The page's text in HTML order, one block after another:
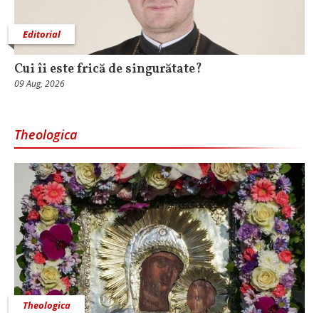
Editorial
Cui îi este frică de singurătate?
09 Aug, 2026
Theologica
Theologica